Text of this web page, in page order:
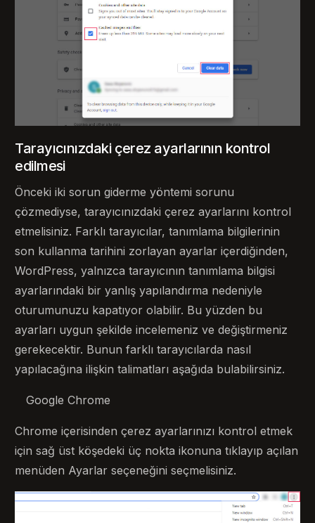
Tarayıcınızdaki çerez ayarlarının kontrol
edilmesi
Önceki iki sorun giderme yöntemi sorunu
çözmediyse, tarayıcınızdaki çerez ayarlarını kontrol
etmelisiniz. Farklı tarayıcılar, tanımlama bilgilerinin
son kullanma tarihini zorlayan ayarlar içerdiğinden,
WordPress, yalnızca tarayıcının tanımlama bilgisi
ayarlarındaki bir yanlış yapılandırma nedeniyle
oturumunuzu kapatıyor olabilir. Bu yüzden bu
ayarları uygun şekilde incelemeniz ve değiştirmeniz
gerekecektir. Bunun farklı tarayıcılarda nasıl
yapılacağına ilişkin talimatları aşağıda bulabilirsiniz.
Google Chrome
Chrome içerisinden çerez ayarlarınızı kontrol etmek
için sağ üst köşedeki üç nokta ikonuna tıklayıp açılan
menüden Ayarlar seçeneğini seçmelisiniz.